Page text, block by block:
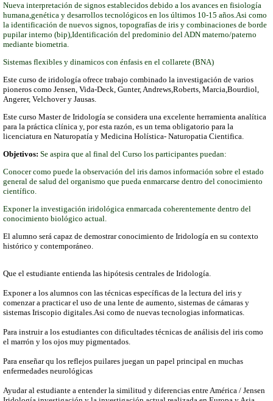
Nueva interpretación de signos establecidos debido a los avances en fisiología
humana,genética y desarrollos tecnológicos en los últimos 10-15 años.Asi como
la identificación de nuevos signos, topografías de iris y combinaciones de borde
pupilar interno (bip),Identificación del predominio del ADN materno/paterno
mediante biometria.
Sistemas flexibles y dinamicos con énfasis en el collarete (BNA)
Este curso de iridología ofrece trabajo combinado la investigación de varios
pioneros como Jensen, Vida-Deck, Gunter, Andrews,Roberts, Marcia,Bourdiol,
Angerer, Velchover y Jausas.
Este curso Master de Iridología se considera una excelente herramienta analítica
para la práctica clínica y, por esta razón, es un tema obligatorio para la
licenciatura en Naturopatía y Medicina Holística- Naturopatia Cientifica.
Objetivos: Se aspira que al final del Curso los participantes puedan:
Conocer como puede la observación del iris darnos información sobre el estado
general de salud del organismo que pueda enmarcarse dentro del conocimiento
científico.
Exponer la investigación iridológica enmarcada coherentemente dentro del
conocimiento biológico actual.
El alumno será capaz de demostrar conocimiento de Iridología en su contexto
histórico y contemporáneo.
Que el estudiante entienda las hipótesis centrales de Iridología.
Exponer a los alumnos con las técnicas específicas de la lectura del iris y
comenzar a practicar el uso de una lente de aumento, sistemas de cámaras y
sistemas Iriscopio digitales.Asi como de nuevas tecnologias informaticas.
Para instruir a los estudiantes con dificultades técnicas de análisis del iris como
el marrón y los ojos muy pigmentados.
Para enseñarqu los reflejos puilares juegan un papel principal en muchas
enfermedades neurológicas
Ayudar al estudiante a entender la similitud y diferencias entreAmérica / Jensen